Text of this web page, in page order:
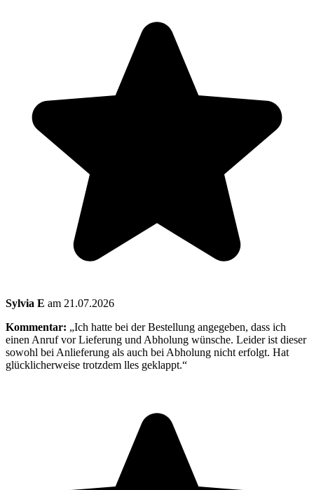
Sylvia E am 21.07.2026
Kommentar: „Ich hatte bei der Bestellung angegeben, dass ich
einen Anruf vor Lieferung und Abholung wünsche. Leider ist dieser
sowohl bei Anlieferung als auch bei Abholung nicht erfolgt. Hat
glücklicherweise trotzdem lles geklappt.“